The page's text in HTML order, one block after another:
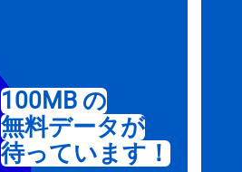
100MB の
無料データが
待っています！